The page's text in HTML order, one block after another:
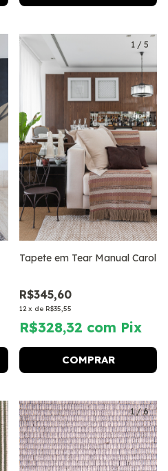
1 / 5
Tapete em Tear Manual Carol
R$345,60
12 x de R$35,55
R$328,32 com Pix
COMPRAR
1/6